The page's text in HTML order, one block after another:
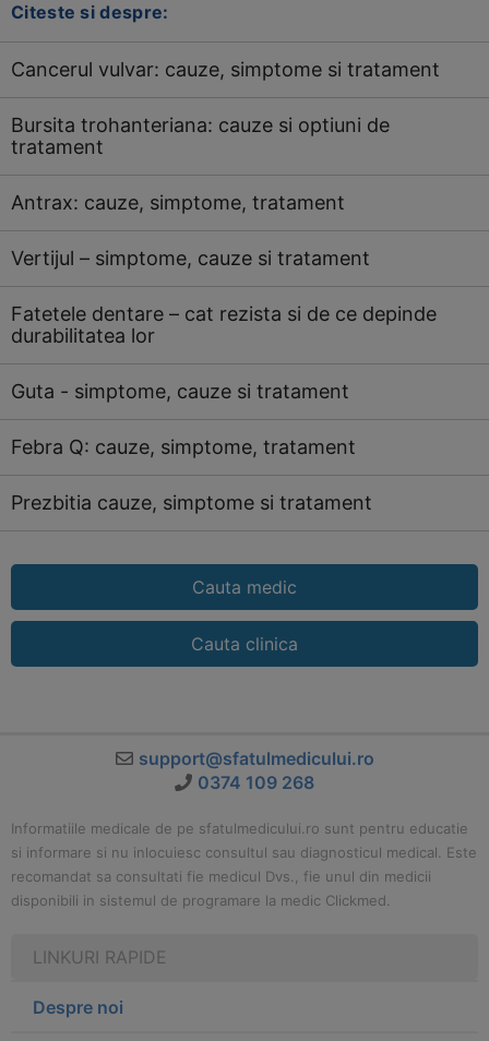
Citeste si despre:
Cancerul vulvar: cauze, simptome si tratament
Bursita trohanteriana: cauze si optiuni de
tratament
Antrax: cauze, simptome, tratament
Vertijul – simptome, cauze si tratament
Fatetele dentare – cat rezista si de ce depinde
durabilitatea lor
Guta - simptome, cauze si tratament
Febra Q: cauze, simptome, tratament
Prezbitia cauze, simptome si tratament
Cauta medic
Cauta clinica
support@sfatulmedicului.ro
0374 109 268
Informatiile medicale de pe sfatulmedicului.ro sunt pentru educatie
si informare si nu inlocuiesc consultul sau diagnosticul medical. Este
recomandat sa consultati fie medicul Dvs., fie unul din medicii
disponibili in sistemul de programare la medic Clickmed.
LINKURI RAPIDE
Despre noi